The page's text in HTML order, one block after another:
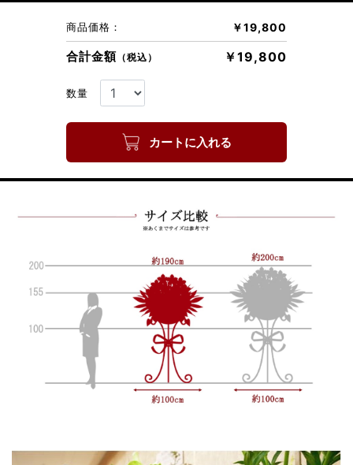
商品価格： ￥19,800
合計金額 （税込） ￥19,800
数量
カートに入れる